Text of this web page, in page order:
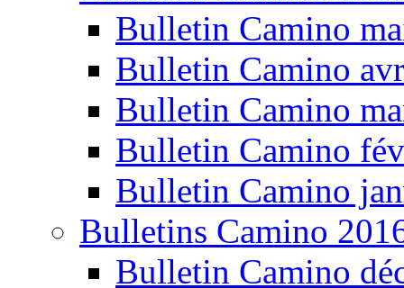
Bulletin Camino
Bulletin Camino
Bulletin Camino
Bulletin Camino
Bulletin Camino
Bulletins Camino
Bulletin Camino